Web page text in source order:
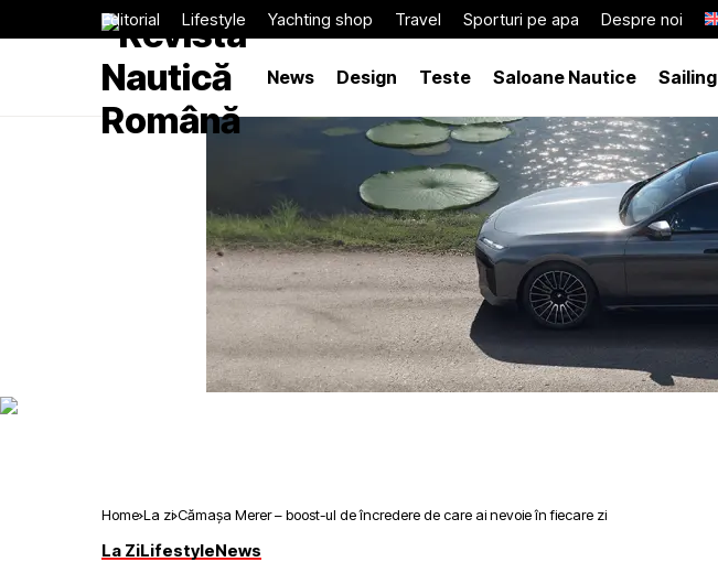
Editorial Lifestyle Yachting shop Travel Sporturi pe apa Despre noi
News Design Teste Saloane Nautice Sailing
Home La zi Cămașa Merer – boost-ul de încredere de care ai nevoie în fiecare zi
La ZiLifestyleNews